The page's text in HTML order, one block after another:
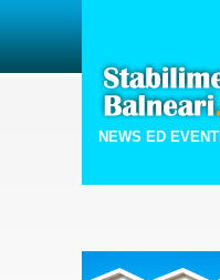
NEWS ED EVENTI